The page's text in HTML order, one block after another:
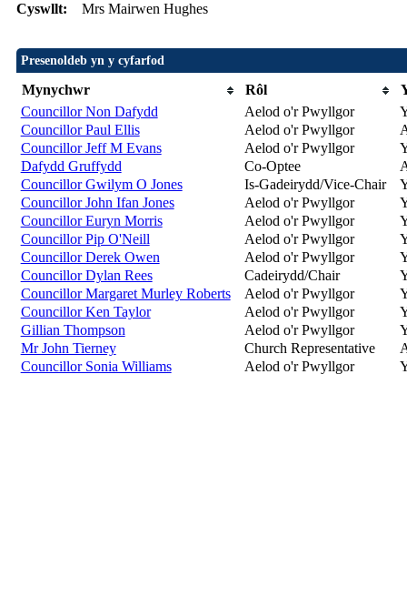
Cyswllt: Mrs Mairwen Hughes
Presenoldeb yn y cyfarfod
Mynychwr Rôl
Councillor Non Dafydd
Aelod o'r Pwyllgor
Councillor Paul Ellis
Aelod o'r Pwyllgor
Councillor Jeff M Evans
Aelod o'r Pwyllgor
Dafydd Gruffydd
Co-Optee
Councillor Gwilym O Jones
Is-Gadeirydd/Vice-Chair
Councillor John Ifan Jones
Aelod o'r Pwyllgor
Councillor Euryn Morris
Aelod o'r Pwyllgor
Councillor Pip O'Neill
Aelod o'r Pwyllgor
Councillor Derek Owen
Aelod o'r Pwyllgor
Councillor Dylan Rees
Cadeirydd/Chair
Councillor Margaret Murley Roberts
Aelod o'r Pwyllgor
Councillor Ken Taylor
Aelod o'r Pwyllgor
Gillian Thompson
Aelod o'r Pwyllgor
Mr John Tierney
Church Representative
Councillor Sonia Williams
Aelod o'r Pwyllgor